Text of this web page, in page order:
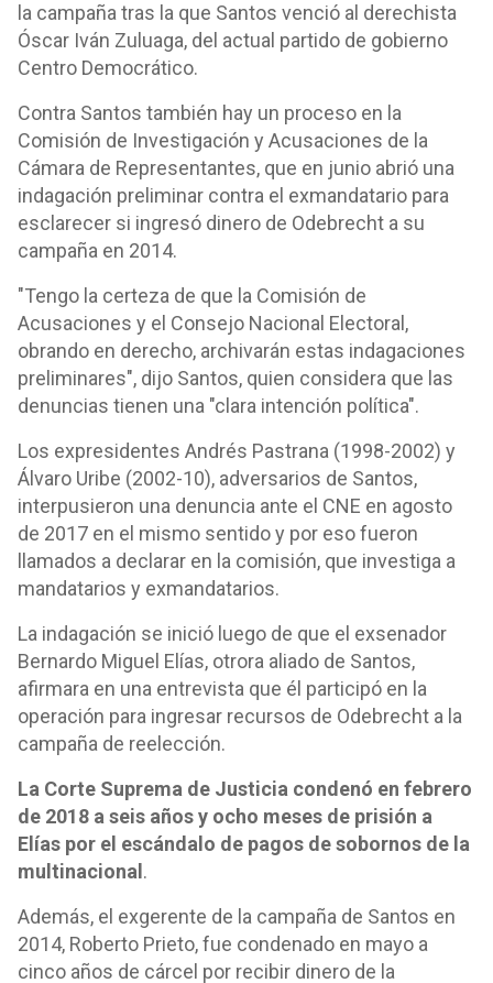
la campaña tras la que Santos venció al derechista
Óscar Iván Zuluaga, del actual partido de gobierno
Centro Democrático.
Contra Santos también hay un proceso en la
Comisión de Investigación y Acusaciones de la
Cámara de Representantes, que en junio abrió una
indagación preliminar contra el exmandatario para
esclarecer si ingresó dinero de Odebrecht a su
campaña en 2014.
"Tengo la certeza de que la Comisión de
Acusaciones y el Consejo Nacional Electoral,
obrando en derecho, archivarán estas indagaciones
preliminares", dijo Santos, quien considera que las
denuncias tienen una "clara intención política".
Los expresidentes Andrés Pastrana (1998-2002) y
Álvaro Uribe (2002-10), adversarios de Santos,
interpusieron una denuncia ante el CNE en agosto
de 2017 en el mismo sentido y por eso fueron
llamados a declarar en la comisión, que investiga a
mandatarios y exmandatarios.
La indagación se inició luego de que el exsenador
Bernardo Miguel Elías, otrora aliado de Santos,
afirmara en una entrevista que él participó en la
operación para ingresar recursos de Odebrecht a la
campaña de reelección.
La Corte Suprema de Justicia condenó en febrero
de 2018 a seis años y ocho meses de prisión a
Elías por el escándalo de pagos de sobornos de la
multinacional .
Además, el exgerente de la campaña de Santos en
2014, Roberto Prieto, fue condenado en mayo a
cinco años de cárcel por recibir dinero de la